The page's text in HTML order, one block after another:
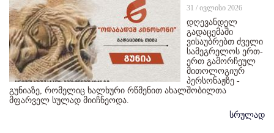
31 / ივლისი 2026
დღევანდელ
გადაცემაში
ვისაუბრებთ ძველი
სამეგრელოს ერთ-
ერთ გამორჩეულ
მითოლოგიურ
პერსონაჟზე -
გუნიაზე, რომელიც ხალხური რწმენით ახალშობილთა
მფარველ სულად მიიჩნეოდა.
სრულად